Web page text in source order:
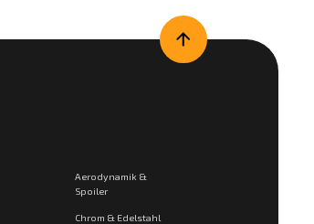
Aerodynamik &
Spoiler
Chrom & Edelstahl